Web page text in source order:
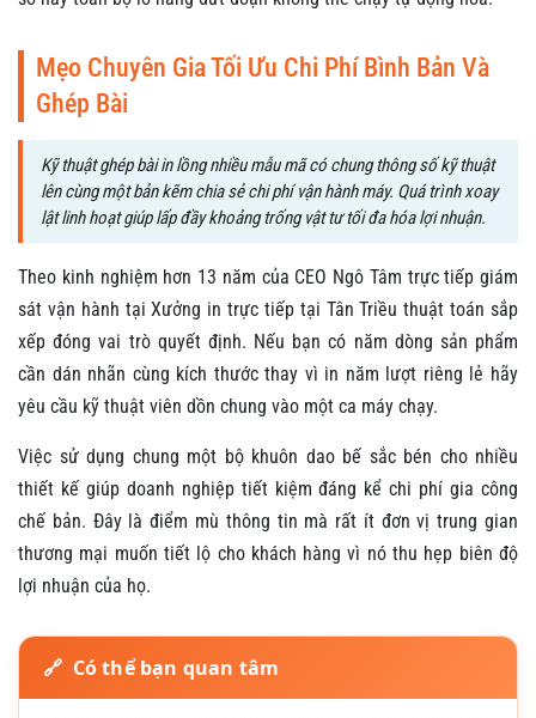
Mẹo Chuyên Gia Tối Ưu Chi Phí Bình Bản Và
Ghép Bài
Kỹ thuật ghép bài in lồng nhiều mẫu mã có chung thông số kỹ thuật
lên cùng một bản kẽm chia sẻ chi phí vận hành máy. Quá trình xoay
lật linh hoạt giúp lấp đầy khoảng trống vật tư tối đa hóa lợi nhuận.
Theo kinh nghiệm hơn 13 năm của CEO Ngô Tâm trực tiếp giám
sát vận hành tại Xưởng in trực tiếp tại Tân Triều thuật toán sắp
xếp đóng vai trò quyết định. Nếu bạn có năm dòng sản phẩm
cần dán nhãn cùng kích thước thay vì in năm lượt riêng lẻ hãy
yêu cầu kỹ thuật viên dồn chung vào một ca máy chạy.
Việc sử dụng chung một bộ khuôn dao bế sắc bén cho nhiều
thiết kế giúp doanh nghiệp tiết kiệm đáng kể chi phí gia công
chế bản. Đây là điểm mù thông tin mà rất ít đơn vị trung gian
thương mại muốn tiết lộ cho khách hàng vì nó thu hẹp biên độ
lợi nhuận của họ.
🔗 Có thể bạn quan tâm